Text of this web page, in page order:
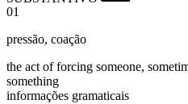
01
pressão, coação
the act of forcing someone,
something
informações gramaticais